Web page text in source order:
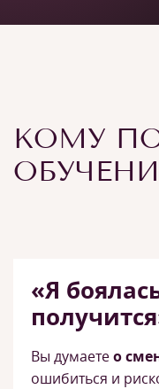
КОМУ
«Я
Вы думаетео
ошибиться и